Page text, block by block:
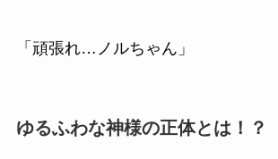
「頑張れ…ノルちゃん」
ゆるふわな神様の正体とは！？